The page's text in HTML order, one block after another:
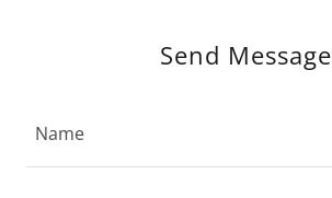
Send Message
Name